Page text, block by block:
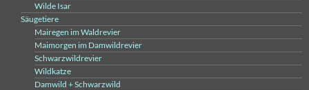
Wilde Isar
Säugetiere
Mairegen im Waldrevier
Maimorgen im Damwildrevier
Schwarzwildrevier
Wildkatze
Damwild + Schwarzwild